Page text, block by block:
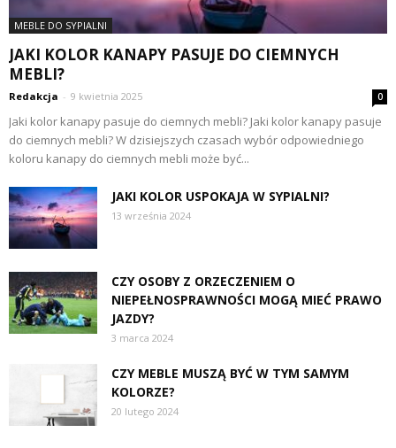
MEBLE DO SYPIALNI
JAKI KOLOR KANAPY PASUJE DO CIEMNYCH
MEBLI?
Redakcja - 9 kwietnia 2025 0
Jaki kolor kanapy pasuje do ciemnych mebli? Jaki kolor kanapy pasuje
do ciemnych mebli? W dzisiejszych czasach wybór odpowiedniego
koloru kanapy do ciemnych mebli może być...
JAKI KOLOR USPOKAJA W SYPIALNI?
13 września 2024
CZY OSOBY Z ORZECZENIEM O
NIEPEŁNOSPRAWNOŚCI MOGĄ MIEĆ PRAWO
JAZDY?
3 marca 2024
CZY MEBLE MUSZĄ BYĆ W TYM SAMYM
KOLORZE?
20 lutego 2024